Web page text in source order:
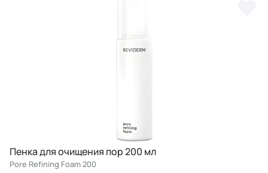
Пенка для очищения пор 200 мл
Pore Refining Foam 200